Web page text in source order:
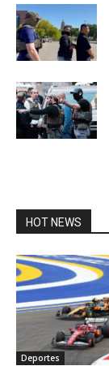
HOT NEWS
Deportes